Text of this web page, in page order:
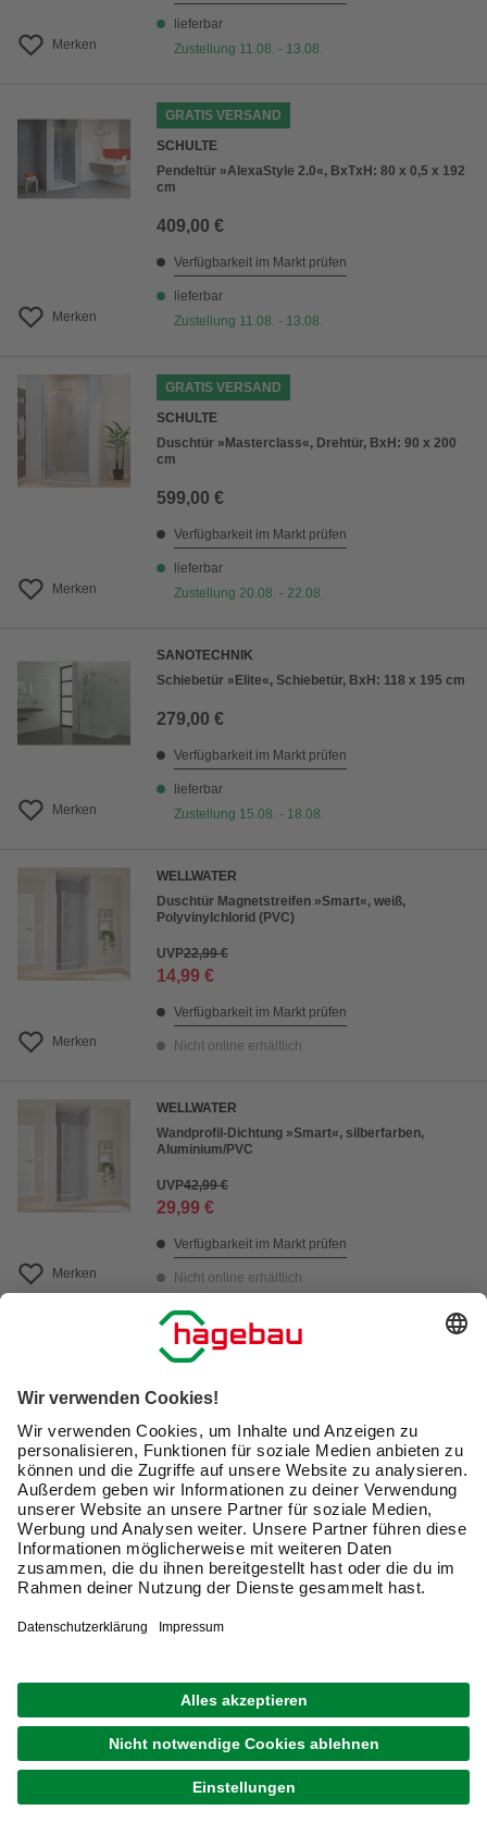
Merken
lieferbar
Zustellung 11.08. - 13.08.
Merken
GRATIS VERSAND
SCHULTE
Pendeltür »AlexaStyle 2.0«, BxTxH: 80 x 0,5 x 192
cm
409,00 €
Verfügbarkeit im Markt prüfen
lieferbar
Zustellung 11.08. - 13.08.
Merken
GRATIS VERSAND
SCHULTE
Duschtür »Masterclass«, Drehtür, BxH: 90 x 200
cm
599,00 €
Verfügbarkeit im Markt prüfen
lieferbar
Zustellung 20.08. - 22.08.
Merken
SANOTECHNIK
Schiebetür »Elite«, Schiebetür, BxH: 118 x 195 cm
279,00 €
Verfügbarkeit im Markt prüfen
lieferbar
Zustellung 15.08. - 18.08.
Merken
WELLWATER
Duschtür Magnetstreifen »Smart«, weiß,
Polyvinylchlorid (PVC)
UVP22,99 €
14,99 €
Verfügbarkeit im Markt prüfen
Nicht online erhältlich
Merken
WELLWATER
Wandprofil-Dichtung »Smart«, silberfarben,
Aluminium/PVC
UVP42,99 €
29,99 €
Verfügbarkeit im Markt prüfen
Nicht online erhältlich
Merken
SANOTECHNIK
Schwenktür »Elite Black«, Pendeltür, BxH: 78,5 x
Verfügbarkeit im Markt prüfen
lieferbar
Zustellung 15.08. - 18.08.
WELLWATER
silberfarben/transparent
Verfügbarkeit im Markt prüfen
Nicht online erhältlich
SANOTECHNIK